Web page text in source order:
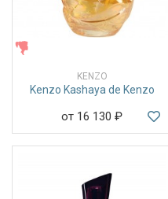
KENZO
Kenzo Kashaya de Kenzo
от 16 130 ₽